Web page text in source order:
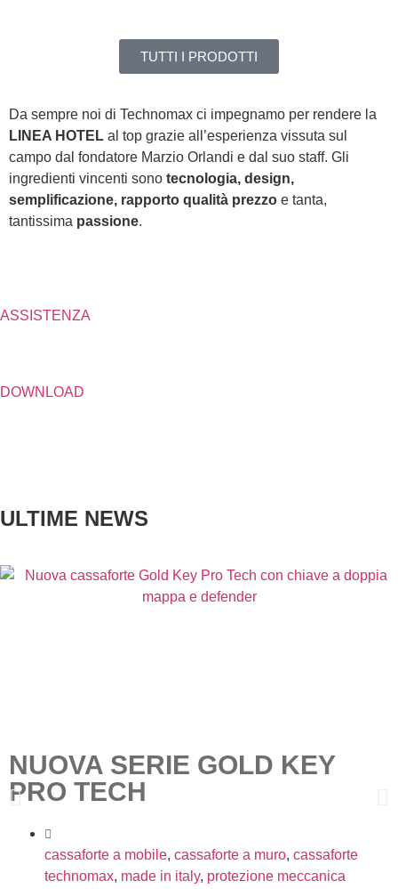
TUTTI I PRODOTTI
Da sempre noi di Technomax ci impegnamo per rendere la
LINEA HOTEL al top grazie all’esperienza vissuta sul
campo dal fondatore Marzio Orlandi e dal suo staff. Gli
ingredienti vincenti sono tecnologia, design,
semplificazione, rapporto qualità prezzo e tanta,
tantissima passione.
ASSISTENZA
DOWNLOAD
ULTIME NEWS
NUOVA SERIE GOLD KEY
PRO TECH
cassaforte a mobile, cassaforte a muro, cassaforte
technomax, made in italy, protezione meccanica